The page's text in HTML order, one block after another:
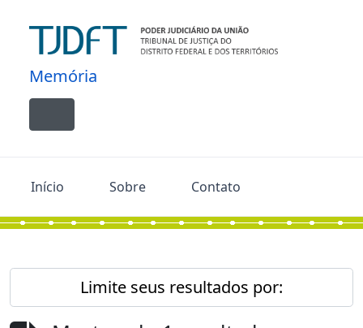
Memória
Toggle navigation
Início Sobre Contato
Limite seus resultados por: